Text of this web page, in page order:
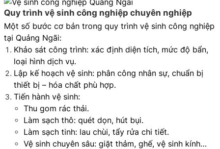
Quy trình vệ sinh công nghiệp chuyên nghiệp
Một số bước cơ bản trong quy trình vệ sinh công nghiệp
tại Quảng Ngãi:
Khảo sát công trình: xác định diện tích, mức độ bẩn,
loại hình dịch vụ.
Lập kế hoạch vệ sinh: phân công nhân sự, chuẩn bị
thiết bị – hóa chất phù hợp.
Tiến hành vệ sinh:
Thu gom rác thải.
Làm sạch thô: quét dọn, hút bụi.
Làm sạch tinh: lau chùi, tẩy rửa chi tiết.
Vệ sinh chuyên sâu: giặt thảm, ghế, vệ sinh kính…